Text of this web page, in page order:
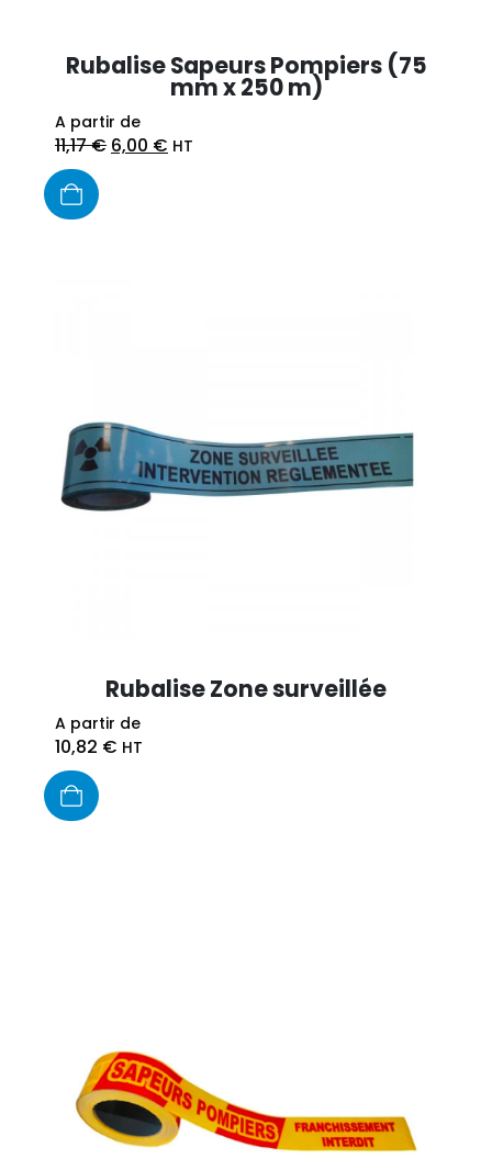
Rubalise Sapeurs Pompiers (75
mm x 250 m)
A partir de
11,17€ 6,00 € HT
Rubalise Zone surveillée
A partir de
10,82 € HT